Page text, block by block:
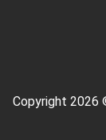
Copyright 2026